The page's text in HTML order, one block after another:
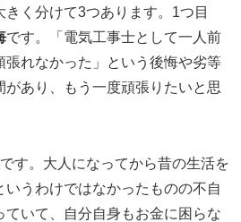
く分けて3つあります。1つ目
です。「電気工事士として一人前
張れなかった」という後悔や劣等
あり、もう一度頑張りたいと思
です。大人になってから昔の生活を
うわけではなかったものの不自
ていて、自分自身もお金に困らな